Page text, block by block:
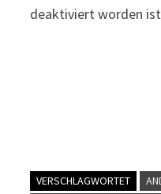
deaktiviert worden
VERSCHLAGWORTET